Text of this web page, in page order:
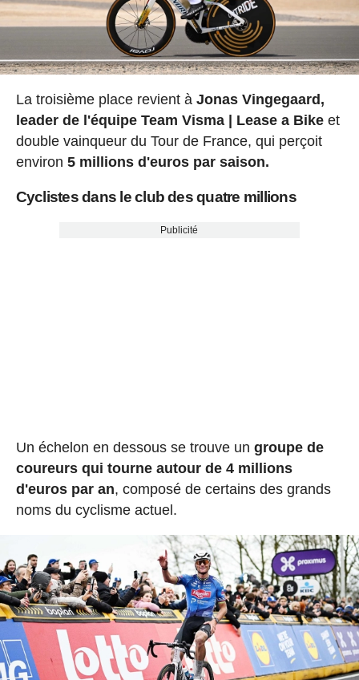
La troisième place revient à Jonas Vingegaard,
leader de l'équipe Team Visma | Lease a Bikeet
double vainqueur du Tour de France, qui perçoit
environ 5 millions d'euros par saison.
Cyclistes dans le club des quatre millions
Publicité
Un échelon en dessous se trouve un groupe de
coureurs qui tourne autour de 4 millions
d'euros par an, composé de certains des grands
noms du cyclisme actuel.